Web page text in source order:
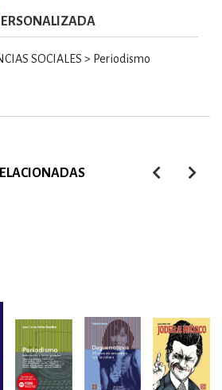
SOCIALES > Periodismo